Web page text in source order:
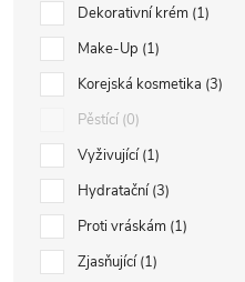
Dekorativní krém 1
Make-Up 1
Korejská kosmetika 3
Pěstící 0
Vyživující 1
Hydratační 3
Proti vráskám 1
Zjasňující 1